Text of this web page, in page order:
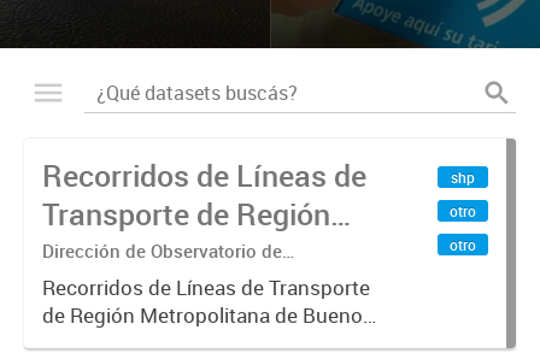
Recorridos de Líneas de
Transporte de Región
Metropolitana de
Buenos Aires (RMBA)
Dirección de Observatorio de
Transporte, Estudio y Sistemas
Recorridos de Líneas de Transporte
de Región Metropolitana de Buenos
Aires (RMBA).-
shp
otro
otro